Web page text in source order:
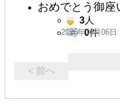
おめでとう御座
2026年06月06日
3人
0件
< 前へ